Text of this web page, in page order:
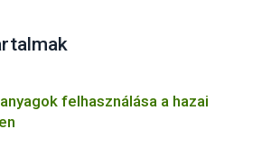
felhasználása a hazai